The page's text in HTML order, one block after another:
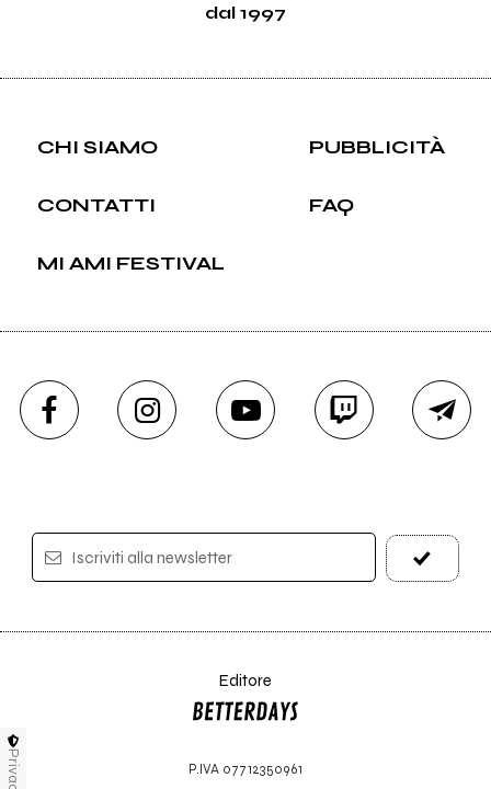
dal 1997
CHI SIAMO PUBBLICITÀ
CONTATTI FAQ
MI AMI FESTIVAL
Iscriviti alla newsletter
Editore
P.IVA 07712350961
Privacy